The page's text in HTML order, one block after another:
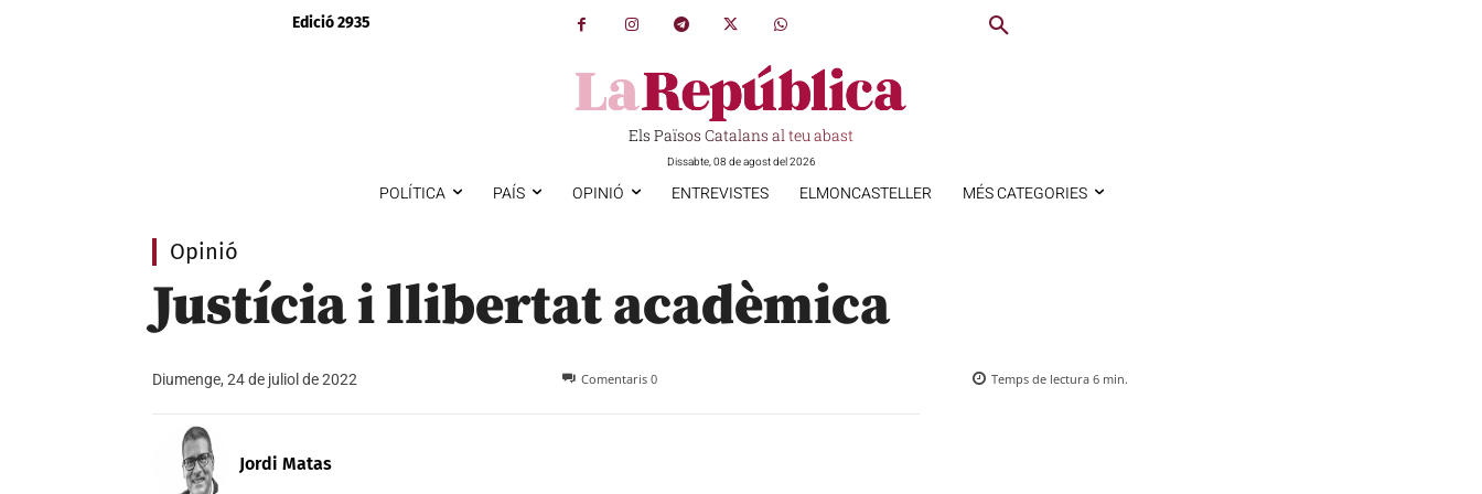
Edició 2935
Els Països Catalans al teu abast
Dissabte, 08 de agost del 2026
POLÍTICA PAÍS OPINIÓ ENTREVISTES ELMONCASTELLER MÉS CATEGORIES
Opinió
Justícia i llibertat acadèmica
Diumenge, 24 de juliol de 2022 Comentaris 0 Temps de lectura 6 min.
Jordi Matas